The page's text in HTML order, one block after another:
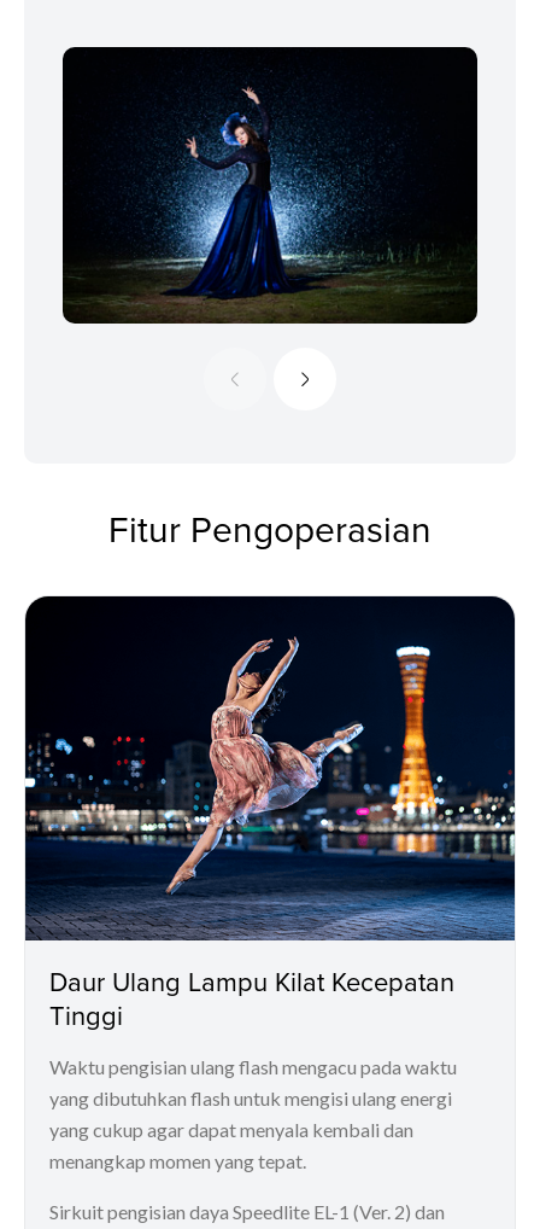
Fitur Pengoperasian
Daur Ulang Lampu Kilat Kecepatan
Tinggi
Waktu pengisian ulang flash mengacu pada waktu
yang dibutuhkan flash untuk mengisi ulang energi
yang cukup agar dapat menyala kembali dan
menangkap momen yang tepat.
Sirkuit pengisian daya Speedlite EL-1 (Ver. 2) dan